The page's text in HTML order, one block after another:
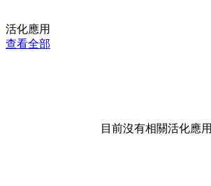
活化應用
查看全部
目前沒有相關活化應用